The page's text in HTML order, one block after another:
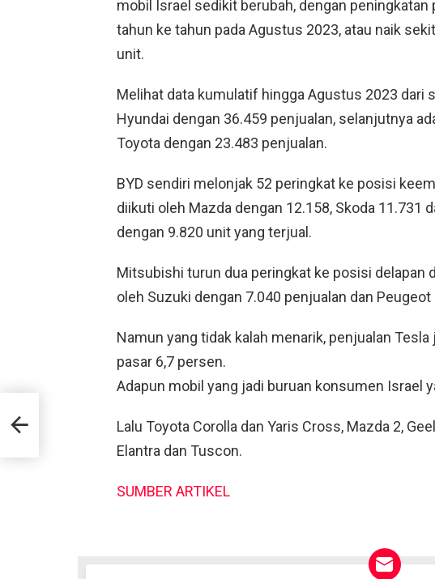
mobil Israel sedikit berubah, dengan peningkatan
tahun ke tahun pada Agustus 2023, atau naik
unit.
Melihat data kumulatif hingga Agustus 2023 dari
Hyundai dengan 36.459 penjualan, selanjutnya
Toyota dengan 23.483 penjualan.
BYD sendiri melonjak 52 peringkat ke posisi
diikuti oleh Mazda dengan 12.158, Skoda 11.731
dengan 9.820 unit yang terjual.
Mitsubishi turun dua peringkat ke posisi delapan
oleh Suzuki dengan 7.040 penjualan dan Peugeot
Namun yang tidak kalah menarik, penjualan
pasar 6,7 persen.
Adapun mobil yang jadi buruan konsumen Israel
Lalu Toyota Corolla dan Yaris Cross, Mazda 2,
Elantra dan Tuscon.
SUMBER ARTIKEL